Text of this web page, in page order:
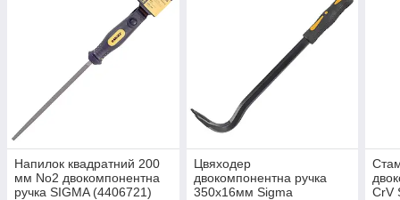
Напилок квадратний 200
мм No2 двокомпонентна
ручка SIGMA (4406721)
Цвяходер
двокомпонентна ручка
350х16мм Sigma
CrV